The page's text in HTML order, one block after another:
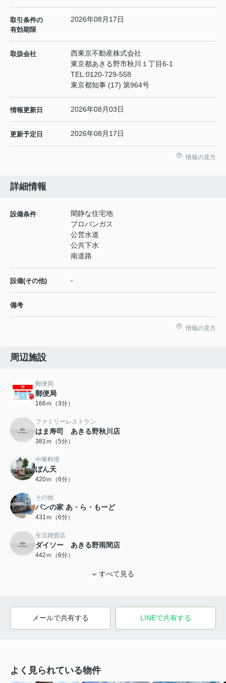
取引条件の
有効期限
2026年08月17日
取扱会社
西東京不動産株式会社
東京都あきる野市秋川１丁目6-1
TEL:0120-729-558
東京都知事 (17) 第964号
情報更新日 2026年08月03日
更新予定日 2026年08月17日
情報の見方
詳細情報
設備条件
閑静な住宅地
プロパンガス
公営水道
公共下水
南道路
設備(その他) -
備考
情報の見方
周辺施設
郵便局
郵便局
166ｍ（3分）
ファミリーレストラン
はま寿司 あきる野秋川店
381ｍ（5分）
中華料理
ぼん天
420ｍ（6分）
その他
パンの家 あ・ら・もーど
431ｍ（6分）
生活雑貨店
ダイソー あきる野雨間店
442ｍ（6分）
すべて見る
メールで共有する LINEで共有する
よく見られている物件